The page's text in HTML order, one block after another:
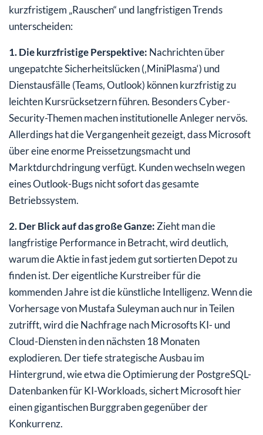
kurzfristigem „Rauschen“ und langfristigen Trends
unterscheiden:
1. Die kurzfristige Perspektive: Nachrichten über
ungepatchte Sicherheitslücken (‚MiniPlasma‘) und
Dienstausfälle (Teams, Outlook) können kurzfristig zu
leichten Kursrücksetzern führen. Besonders Cyber-
Security-Themen machen institutionelle Anleger nervös.
Allerdings hat die Vergangenheit gezeigt, dass Microsoft
über eine enorme Preissetzungsmacht und
Marktdurchdringung verfügt. Kunden wechseln wegen
eines Outlook-Bugs nicht sofort das gesamte
Betriebssystem.
2. Der Blick auf das große Ganze: Zieht man die
langfristige Performance in Betracht, wird deutlich,
warum die Aktie in fast jedem gut sortierten Depot zu
finden ist. Der eigentliche Kurstreiber für die
kommenden Jahre ist die künstliche Intelligenz. Wenn die
Vorhersage von Mustafa Suleyman auch nur in Teilen
zutrifft, wird die Nachfrage nach Microsofts KI- und
Cloud-Diensten in den nächsten 18 Monaten
explodieren. Der tiefe strategische Ausbau im
Hintergrund, wie etwa die Optimierung der PostgreSQL-
Datenbanken für KI-Workloads, sichert Microsoft hier
einen gigantischen Burggraben gegenüber der
Konkurrenz.